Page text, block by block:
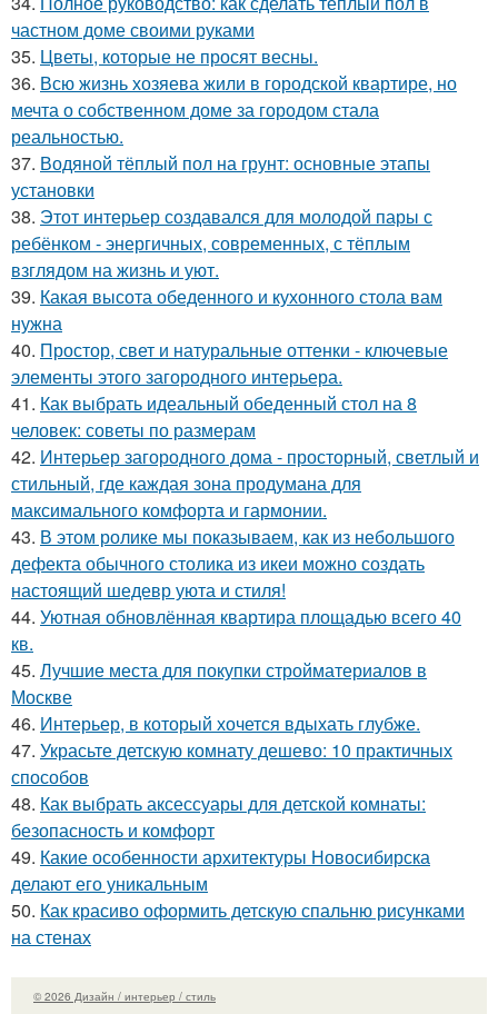
частном доме своими руками
35. Цветы, которые не просят весны.
36. Всю жизнь хозяева жили в городской квартире, но
мечта о собственном доме за городом стала
реальностью.
37. Водяной тёплый пол на грунт: основные этапы
установки
38. Этот интерьер создавался для молодой пары с
ребёнком - энергичных, современных, с тёплым
взглядом на жизнь и уют.
39. Какая высота обеденного и кухонного стола вам
нужна
40. Простор, свет и натуральные оттенки - ключевые
элементы этого загородного интерьера.
41. Как выбрать идеальный обеденный стол на 8
человек: советы по размерам
42. Интерьер загородного дома - просторный, светлый и
стильный, где каждая зона продумана для
максимального комфорта и гармонии.
43. В этом ролике мы показываем, как из небольшого
дефекта обычного столика из икеи можно создать
настоящий шедевр уюта и стиля!
44. Уютная обновлённая квартира площадью всего 40
кв.
45. Лучшие места для покупки стройматериалов в
Москве
46. Интерьер, в который хочется вдыхать глубже.
47. Украсьте детскую комнату дешево: 10 практичных
способов
48. Как выбрать аксессуары для детской комнаты:
безопасность и комфорт
49. Какие особенности архитектуры Новосибирска
делают его уникальным
50. Как красиво оформить детскую спальню рисунками
на стенах
© 2026 Дизайн / интерьер / стиль